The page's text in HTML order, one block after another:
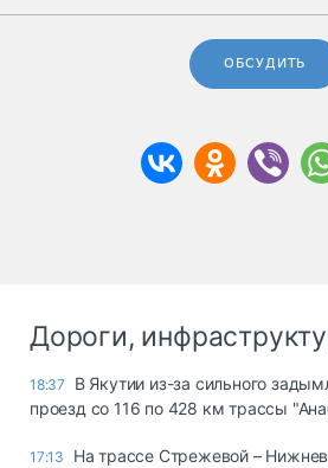
ОБСУДИТЬ
Дороги,
18:37
В Якутии из-за сильного
проезд со 116 по 428 км трассы
17:13
На трассе Стрежевой –